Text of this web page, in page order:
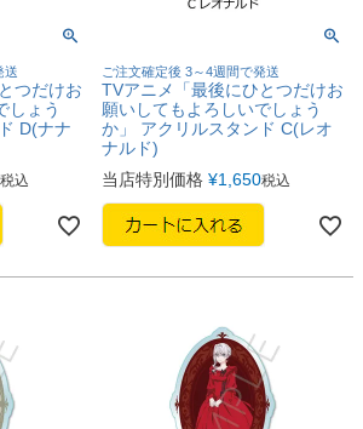
送
つだけお
しょう
D(ナナ
税込
ご注文確定後 3～4週間で発送
TVアニメ「最後にひとつだけお
願いしてもよろしいでしょう
か」 アクリルスタンド C(レオ
ナルド)
当店特別価格 ¥1,650税込